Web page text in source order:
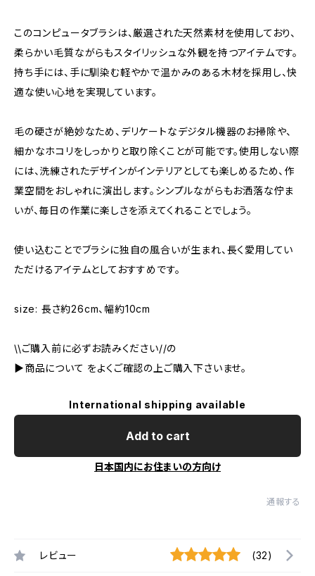
このコンピュータブラシは、厳選された天然素材を使用しており、
柔らかい毛質ながらもスタイリッシュな外観を持つアイテムです。
持ち手には、手に馴染む軽やかで温かみのある木材を採用し、快
適な使い心地を実現しています。
毛の硬さが絶妙なため、デリケートなデジタル機器のお掃除や、
細かなホコリをしっかりと取り除くことが可能です。使用しない際
には、洗練されたデザインがインテリアとしても楽しめるため、作
業空間をおしゃれに演出します。シンプルながらもお洒落な佇ま
いが、毎日の作業に楽しさを添えてくれることでしょう。
使い込むことでブラシに独自の風合いが生まれ、長く愛用してい
ただけるアイテムとしておすすめです。
size: 長さ約26cm、幅約10cm
\\ご購入前に必ずお読みください//の
▶︎商品について をよくご確認の上ご購入下さいませ。
International shipping available
Add to cart
日本国内にお住まいの方向け
通報する
レビュー (32)